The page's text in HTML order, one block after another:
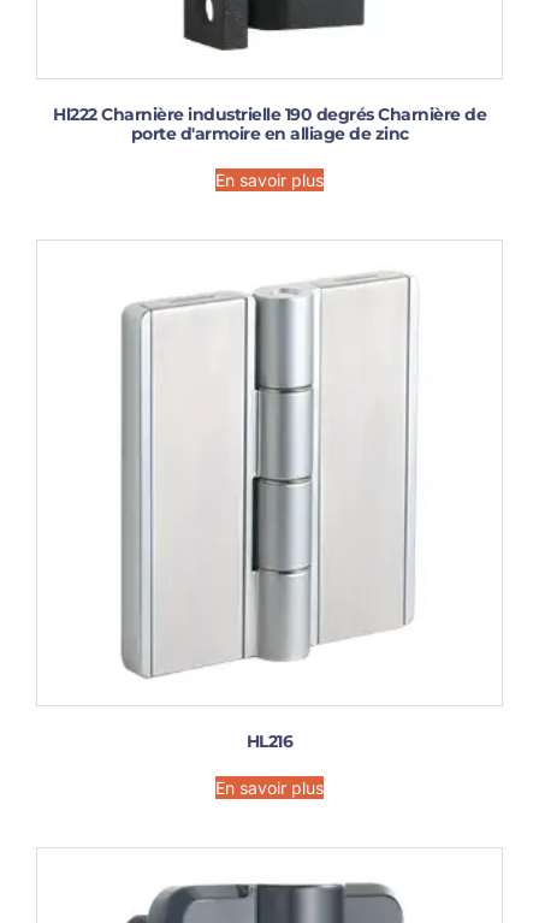
Hl222 Charnière industrielle 190 degrés Charnière de
porte d'armoire en alliage de zinc
En savoir plus
HL216
En savoir plus